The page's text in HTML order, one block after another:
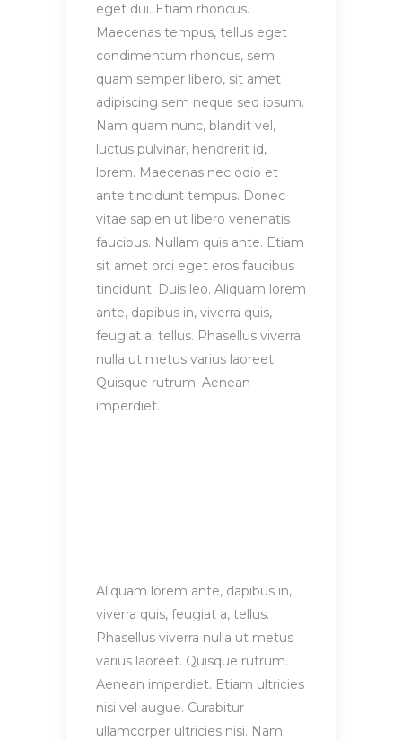
eget dui. Etiam rhoncus.
Maecenas tempus, tellus eget
condimentum rhoncus, sem
quam semper libero, sit amet
adipiscing sem neque sed ipsum.
Nam quam nunc, blandit vel,
luctus pulvinar, hendrerit id,
lorem. Maecenas nec odio et
ante tincidunt tempus. Donec
vitae sapien ut libero venenatis
faucibus. Nullam quis ante. Etiam
sit amet orci eget eros faucibus
tincidunt. Duis leo. Aliquam lorem
ante, dapibus in, viverra quis,
feugiat a, tellus. Phasellus viverra
nulla ut metus varius laoreet.
Quisque rutrum. Aenean
imperdiet.
Aliquam lorem ante, dapibus in,
viverra quis, feugiat a, tellus.
Phasellus viverra nulla ut metus
varius laoreet. Quisque rutrum.
Aenean imperdiet. Etiam ultricies
nisi vel augue. Curabitur
ullamcorper ultricies nisi. Nam